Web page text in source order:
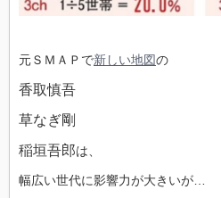
元ＳＭＡＰで新しい地図の
香取慎吾
草なぎ剛
稲垣吾郎は、
幅広い世代に影響力が大きいが…